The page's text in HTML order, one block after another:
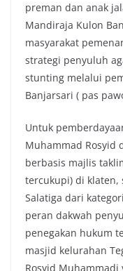
preman dan anak
Mandiraja Kulon
masyarakat
strategi penyuluh
stunting melalui
Banjarsari ( pas
Untuk
Muhammad Rosyid
berbasis majlis
tercukupi) di klaten,
Salatiga dari
peran dakwah
penegakan hukum
masjid kelurahan
Rosyid Muhammadi